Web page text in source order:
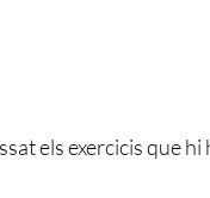
els exercicis que